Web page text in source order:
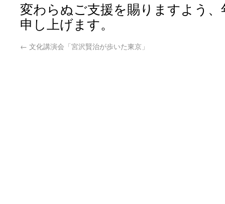
変わらぬご支援を賜りますよう
申し上げます。
← 文化講演会「宮沢賢治が歩いた東京」